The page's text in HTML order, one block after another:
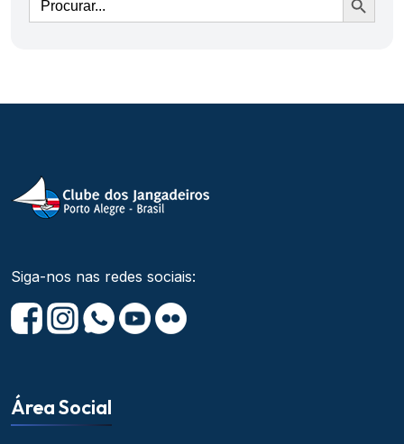
Siga-nos nas redes sociais:
Área Social